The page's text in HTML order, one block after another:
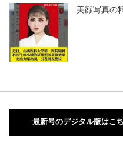
美顔写真の
最新号のデジタル版はこ